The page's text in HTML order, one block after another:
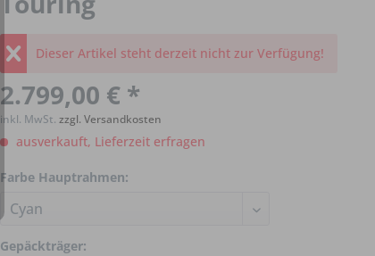
Dieser Artikel steht derzeit nicht zur Verfügung!
2.799,00 € *
inkl. MwSt. zzgl. Versandkosten
ausverkauft, Lieferzeit erfragen
Farbe Hauptrahmen:
Gepäckträger: